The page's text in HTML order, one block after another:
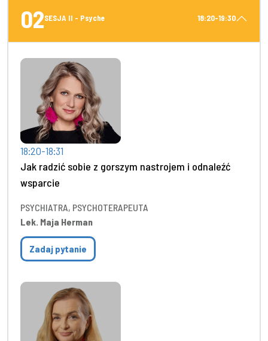
02SESJA II - Psyche 18:20-19:30
18:20-18:31
Jak radzić sobie z gorszym nastrojem i odnaleźć
wsparcie
PSYCHIATRA, PSYCHOTERAPEUTA
Lek. Maja Herman
Zadaj pytanie